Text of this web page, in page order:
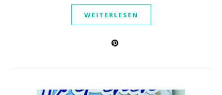
WEITERLESEN